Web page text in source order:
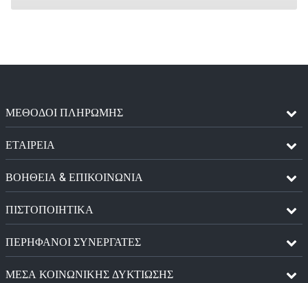
ΜΈΘΟΔΟΙ ΠΛΗΡΩΜΉΣ
ΕΤΑΙΡΕΙΑ
ΒΟΗΘΕΙΑ & ΕΠΙΚΟΙΝΩΝΙΑ
ΠΙΣΤΟΠΟΙΗΤΙΚΆ
ΠΕΡΉΦΑΝΟΙ ΣΥΝΕΡΓΆΤΕΣ
ΜΈΣΑ ΚΟΙΝΩΝΙΚΉΣ ΔΥΚΤΊΩΣΗΣ